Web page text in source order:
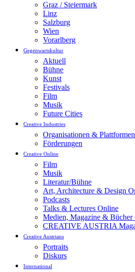
Graz / Steiermark
Linz
Salzburg
Wien
Vorarlberg
Gegenwartskultur
Aktuell
Bühne
Kunst
Festivals
Film
Musik
Future Cities
Creative Industries
Organisationen & Plattformen
Förderungen
Creative Online
Film
Musik
Literatur/Bühne
Art, Architecture & Design
Podcasts
Talks & Lectures Online
Medien, Magazine & Bücher
CREATIVE AUSTRIA
Creative Austrians
Portraits
Diskurs
International